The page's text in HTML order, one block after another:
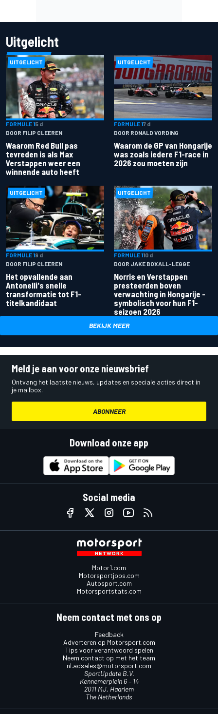
Uitgelicht
UITGELICHT
FORMULE 15 d
DOOR FILIP CLEEREN
Waarom Red Bull pas
tevreden is als Max
Verstappen weer een
winnende auto heeft
UITGELICHT
FORMULE 17 d
DOOR RONALD VORDING
Waarom de GP van Hongarije
was zoals iedere F1-race in
2026 zou moeten zijn
UITGELICHT
FORMULE 19 d
DOOR FILIP CLEEREN
Het opvallende aan
Antonelli's snelle
transformatie tot F1-
titelkandidaat
UITGELICHT
FORMULE 110 d
DOOR JAKE BOXALL-LEGGE
Norris en Verstappen
presteerden boven
verwachting in Hongarije -
symbolisch voor hun F1-
seizoen 2026
BEKIJK MEER
Meld je aan voor onze nieuwsbrief
Ontvang het laatste nieuws, updates en speciale acties direct in
je mailbox.
ABONNEER
Download onze app
Social media
Motor1.com
Motorsportjobs.com
Autosport.com
Motorsportstats.com
Neem contact met ons op
Feedback
Adverteren op Motorsport.com
Tips voor verantwoord spelen
Neem contact op met het team
nl.adsales@motorsport.com
SportUpdate B.V.
Kennemerplein 6 – 14
2011 MJ, Haarlem
The Netherlands